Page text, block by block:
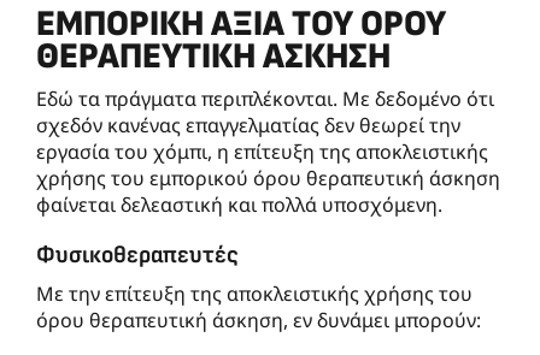
ΕΜΠΟΡΙΚΉ ΑΞΊΑ ΤΟΥ ΌΡΟΥ
ΘΕΡΑΠΕΥΤΙΚΉ ΆΣΚΗΣΗ
Εδώ τα πράγματα περιπλέκονται. Με δεδομένο ότι
σχεδόν κανένας επαγγελματίας δεν θεωρεί την
εργασία του χόμπι, η επίτευξη της αποκλειστικής
χρήσης του εμπορικού όρου θεραπευτική άσκηση
φαίνεται δελεαστική και πολλά υποσχόμενη.
Φυσικοθεραπευτές
Με την επίτευξη της αποκλειστικής χρήσης του
όρου θεραπευτική άσκηση, εν δυνάμει μπορούν: